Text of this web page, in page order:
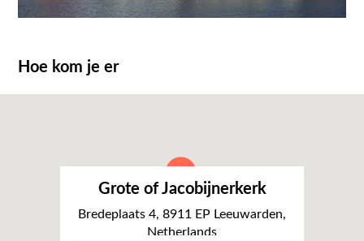
Hoe kom je er
Grote of Jacobijnerkerk
Bredeplaats 4, 8911 EP Leeuwarden,
Netherlands